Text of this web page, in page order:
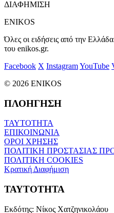
ΔΙΑΦΗΜΙΣΗ
ENIKOS
Όλες οι ειδήσεις από την
του enikos.gr.
Facebook X InstagramYouTube
© 2026 ENIKOS
ΠΛΟΗΓΗΣΗ
ΤΑΥΤΟΤΗΤΑ
ΕΠΙΚΟΙΝΩΝΙΑ
ΟΡΟΙ ΧΡΗΣΗΣ
ΠΟΛΙΤΙΚΗ ΠΡΟΣΤΑΣΙΑΣ
ΠΟΛΙΤΙΚΗ COOKIES
Κρατική Διαφήμιση
ΤΑΥΤΟΤΗΤΑ
Εκδότης: Νίκος Χατζηνικολάου